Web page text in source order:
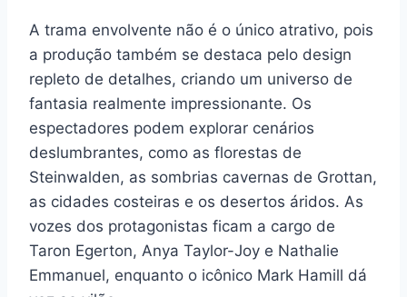
A trama envolvente não é o único atrativo, pois
a produção também se destaca pelo design
repleto de detalhes, criando um universo de
fantasia realmente impressionante. Os
espectadores podem explorar cenários
deslumbrantes, como as florestas de
Steinwalden, as sombrias cavernas de Grottan,
as cidades costeiras e os desertos áridos. As
vozes dos protagonistas ficam a cargo de
Taron Egerton, Anya Taylor-Joy e Nathalie
Emmanuel, enquanto o icônico Mark Hamill dá